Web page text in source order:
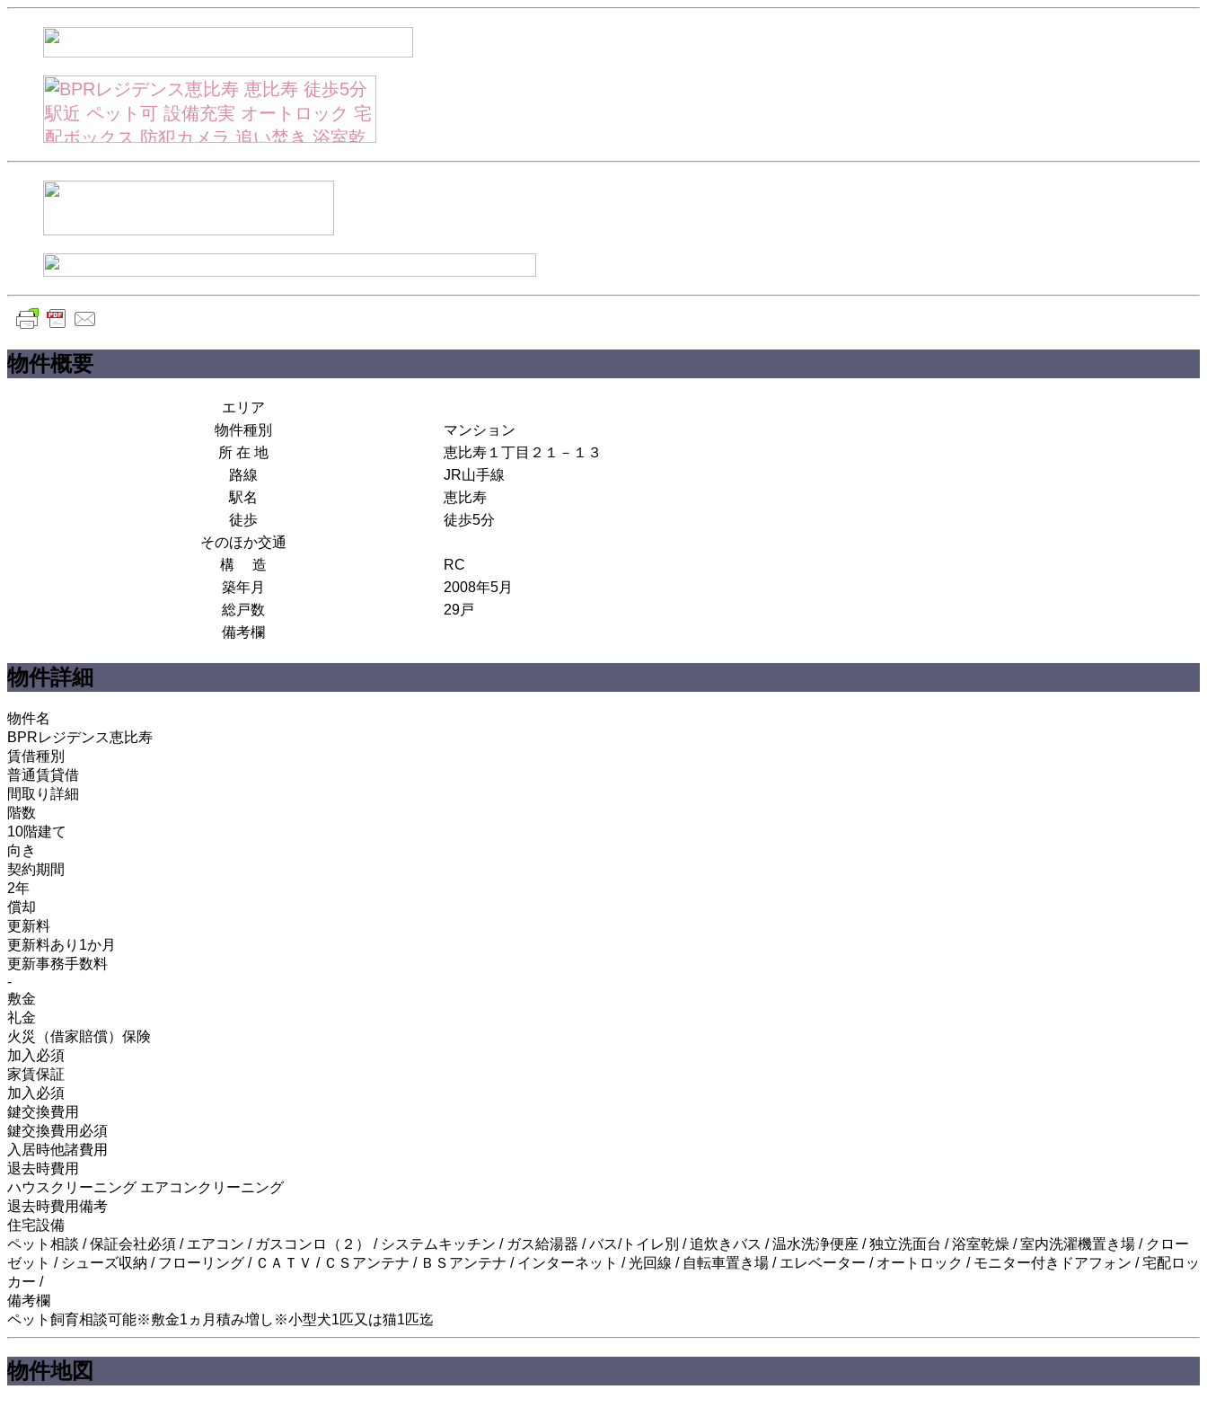
物件概要
エリア
物件種別
マンション
所 在 地
恵比寿１丁目２１－１３
路線
JR山手線
駅名
恵比寿
徒歩
徒歩5分
そのほか交通
構 造
RC
築年月
2008年5月
総戸数
29戸
備考欄
物件詳細
物件名
BPRレジデンス恵比寿
賃借種別
普通賃貸借
間取り詳細
階数
10階建て
向き
契約期間
2年
償却
更新料
更新料あり1か月
更新事務手数料
-
敷金
礼金
火災（借家賠償）保険
加入必須
家賃保証
加入必須
鍵交換費用
鍵交換費用必須
入居時他諸費用
退去時費用
ハウスクリーニング エアコンクリーニング
退去時費用備考
住宅設備
ペット相談 / 保証会社必須 / エアコン / ガスコンロ（２） / システムキッチン / ガス給湯器 / バス/トイレ別 / 追炊きバス / 温水洗浄便座 / 独立洗面台 / 浴室乾燥 / 室内洗濯機置き場 / クロー
ゼット / シューズ収納 / フローリング / ＣＡＴＶ / ＣＳアンテナ / ＢＳアンテナ / インターネット / 光回線 / 自転車置き場 / エレベーター / オートロック / モニター付きドアフォン / 宅配ロッ
カー /
備考欄
ペット飼育相談可能※敷金1ヵ月積み増し※小型犬1匹又は猫1匹迄
物件地図